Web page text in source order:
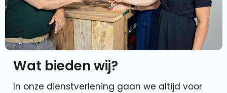
Wat bieden wij?
In onze dienstverlening gaan we altijd voor